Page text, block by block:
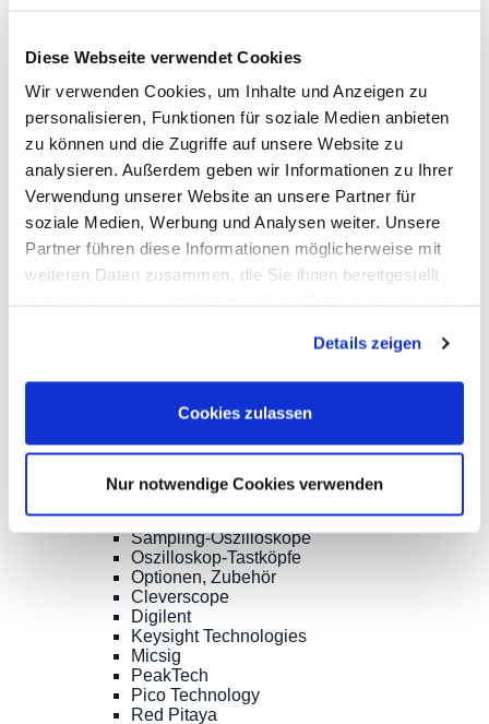
Diese Webseite verwendet Cookies
Wir verwenden Cookies, um Inhalte und Anzeigen zu
personalisieren, Funktionen für soziale Medien anbieten
zu können und die Zugriffe auf unsere Website zu
analysieren. Außerdem geben wir Informationen zu Ihrer
Verwendung unserer Website an unsere Partner für
soziale Medien, Werbung und Analysen weiter. Unsere
Partner führen diese Informationen möglicherweise mit
weiteren Daten zusammen, die Sie ihnen bereitgestellt
Details zeigen
Cookies zulassen
Nur notwendige Cookies verwenden
Electronic
GmbH
Am
Sonnenlicht 2
82239 Alling
Tel.:
+49(0)8141/5271-
0
Email:
sales@meilhaus.de
AGB
Datenschutz
Zahlarten
Wir sind
ISO9001:2015-
Oszilloskope, Logik-Analyse
Modular-Oszilloskope, USB, LAN, SoC
Oszilloskope bis 100MHz
Oszilloskope bis 500MHz
Oszilloskope bis 1GHz und mehr
Logik-Analyse, Mixed-Signal
Sampling-Oszilloskope
Oszilloskop-Tastköpfe
Optionen, Zubehör
Cleverscope
Digilent
Keysight Technologies
Micsig
PeakTech
Pico Technology
Red Pitaya